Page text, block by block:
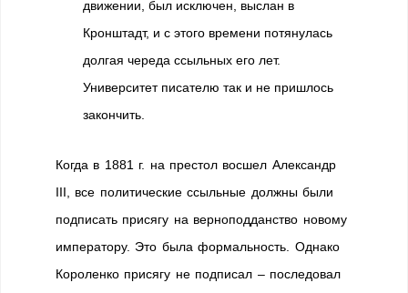
движении, был исключен, выслан в
Кронштадт, и с этого времени потянулась
долгая череда ссыльных его лет.
Университет писателю так и не пришлось
закончить.
Когда в 1881 г. на престол восшел Александр
III, все политические ссыльные должны были
подписать присягу на верноподданство новому
императору. Это была формальность. Однако
Короленко присягу не подписал – последовал